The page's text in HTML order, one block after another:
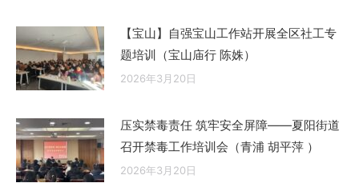
【宝山】自强宝山工作站开展全区社工专
题培训（宝山庙行 陈姝）
2026年3月20日
压实禁毒责任 筑牢安全屏障——夏阳街道
召开禁毒工作培训会（青浦 胡平萍 ）
2026年3月20日